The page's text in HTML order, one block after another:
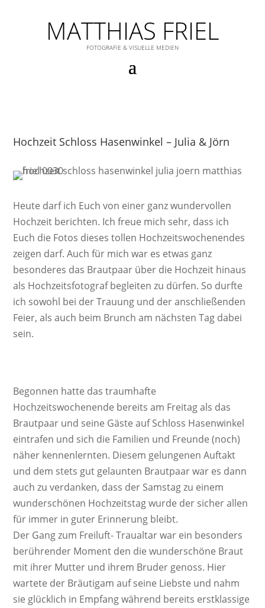
MATTHIAS FRIEL
FOTOGRAFIE & VISUELLE MEDIEN
Hochzeit Schloss Hasenwinkel – Julia & Jörn
Heute darf ich Euch von einer ganz wundervollen
Hochzeit berichten. Ich freue mich sehr, dass ich
Euch die Fotos dieses tollen Hochzeitswochenendes
zeigen darf. Auch für mich war es etwas ganz
besonderes das Brautpaar über die Hochzeit hinaus
als Hochzeitsfotograf begleiten zu dürfen. So durfte
ich sowohl bei der Trauung und der anschließenden
Feier, als auch beim Brunch am nächsten Tag dabei
sein.
Begonnen hatte das traumhafte
Hochzeitswochenende bereits am Freitag als das
Brautpaar und seine Gäste auf Schloss Hasenwinkel
eintrafen und sich die Familien und Freunde (noch)
näher kennenlernten. Diesem gelungenen Auftakt
und dem stets gut gelaunten Brautpaar war es dann
auch zu verdanken, dass der Samstag zu einem
wunderschönen Hochzeitstag wurde der sicher allen
für immer in guter Erinnerung bleibt.
Der Gang zum Freiluft- Traualtar war ein besonders
berührender Moment den die wunderschöne Braut
mit ihrer Mutter und ihrem Bruder genoss. Hier
wartete der Bräutigam auf seine Liebste und nahm
sie glücklich in Empfang während bereits erstklassige